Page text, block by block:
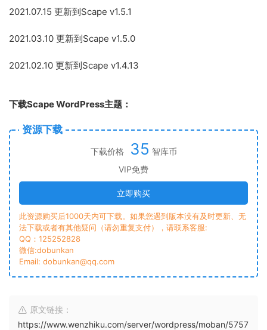
2021.07.15 更新到Scape v1.5.1
2021.03.10 更新到Scape v1.5.0
2021.02.10 更新到Scape v1.4.13
下载Scape WordPress主题：
资源下载
下载价格 35 智库币
VIP免费
立即购买
此资源购买后1000天内可下载。如果您遇到版本没有及时更新、无
法下载或者有其他疑问（请勿重复支付），请联系客服:
QQ：125252828
微信:dobunkan
Email: dobunkan@qq.com
原文链接：
https://www.wenzhiku.com/server/wordpress/moban/5757